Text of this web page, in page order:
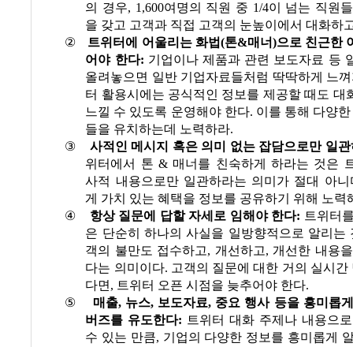
의 경우, 1,600여명의 직원 중 1/4이 넘는 직원
을 갖고 고객과 직접 고객의 눈높이에서 대화하
②
트위터에 어울리는 화법(톤&매너)으로 친근한
어야 한다: 기업이나 제품과 관련 보도자료 등
올려놓으면 일반 기업자료들처럼 딱딱하게 느
터 활용시에는 공식적인 정보를 제공할 때도 대
느낄 수 있도록 운영해야 한다. 이를 통해 다양
들을 유치하는데 노력하라.
③
사적인 메시지 혹은 의미 없는 잡담으로만 일
위터에서 톤 & 매너를 친숙하게 하라는 것은
사적 내용으로만 일관하라는 의미가 절대 아니
게 가치 있는 혜택을 정보를 공유하기 위해 노력
④
항상 질문에 답할 자세로 임해야 한다: 트위터
은 단순히 하나의 사실을 일방향적으로 알리는
객의 불만도 접수하고, 개선하고,개선한 내용
다는 의미이다. 고객의 질문에 대한 거의 실시간
다면, 트위터 오픈 시점을 늦추어야 한다.
⑤
매출, 뉴스, 보도자료, 중요 행사 등을 흥미롭
버즈를 유도한다: 트위터 대화 주제나 내용으
수 있는 만큼, 기업의 다양한 정보를 흥미롭게